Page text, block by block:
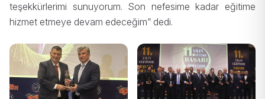
teşekkürlerimi sunuyorum. Son nefesime kadar eğitime
hizmet etmeye devam edeceğim” dedi.